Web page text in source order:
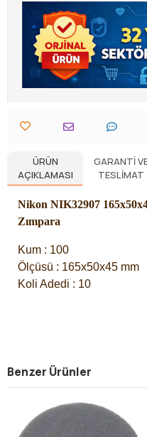
ÜRÜN
AÇIKLAMASI
GARANTI
TESLIMAT
Nikon NIK32907
Zımpara
Kum : 100
Ölçüsü : 165x50x45 mm
Koli Adedi : 10
Benzer Ürünler